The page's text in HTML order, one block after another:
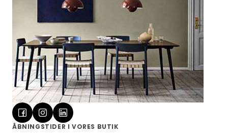
ÅBNINGSTIDER I VORES BUTIK